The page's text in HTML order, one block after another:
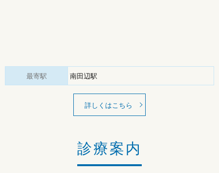
最寄駅 南田辺駅
詳しくはこちら
診療案内